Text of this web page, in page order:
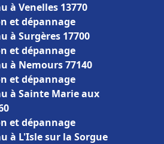
à Venelles 13770
et dépannage
à Surgères 17700
et dépannage
à Nemours 77140
et dépannage
à Sainte Marie aux
et dépannage
à L'Isle sur la Sorgue